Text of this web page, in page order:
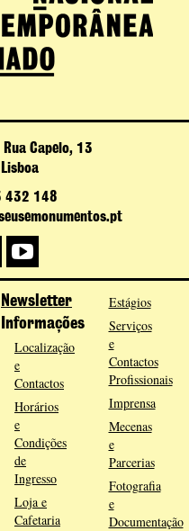
Capelo, 13
432 148
Newsletter
Informações
Localização
e
Contactos
Horários
e
Condições
de
Ingresso
Loja e
Cafetaria
Estágios
Serviços
e
Contactos
Profissionais
Imprensa
Mecenas
e
Parcerias
Fotografia
e
Documentação